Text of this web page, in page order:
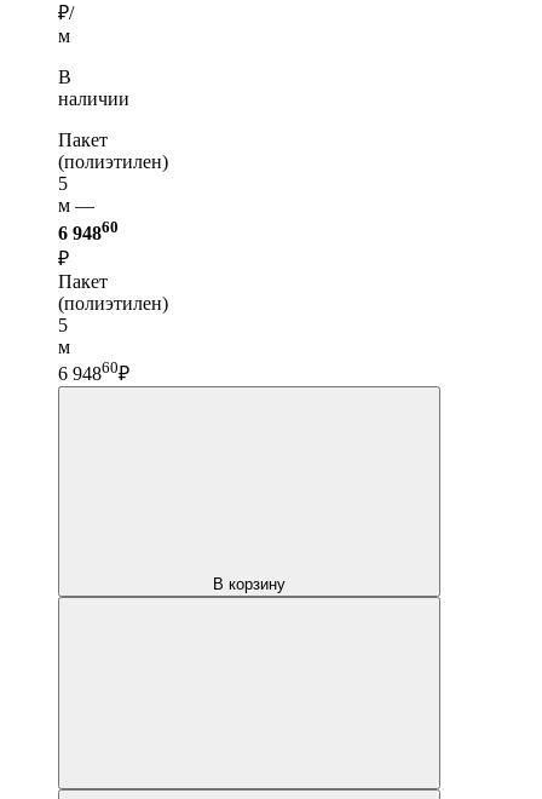
₽/
м
В
наличии
Пакет
(полиэтилен)
5
м —
6 94860
₽
Пакет
(полиэтилен)
5
м
6 94860₽
В корзину